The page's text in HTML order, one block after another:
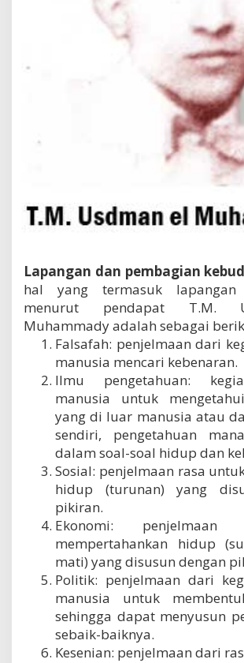
b
Lapangan dan pembagian
hal yang termasuk lapangan
menurut pendapat T.M.
Muhammady adalah sebagai
Falsafah: penjelmaan dari
manusia mencari kebenaran.
Ilmu pengetahuan:
manusia untuk
yang di luar manusia atau
sendiri, pengetahuan
dalam soal-soal hidup dan
Sosial: penjelmaan rasa
hidup (turunan) yang
pikiran.
Ekonomi:
mempertahankan hidup
mati) yang disusun dengan
Politik: penjelmaan dari
manusia untuk
sehingga dapat menyusun
sebaik-baiknya.
Kesenian: penjelmaan dari